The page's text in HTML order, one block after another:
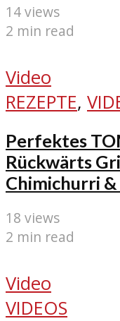
14 views
2 min read
Video
REZEPTE,
Perfektes
Rückwärts
Chimichurri
18 views
2 min read
Video
VIDEOS